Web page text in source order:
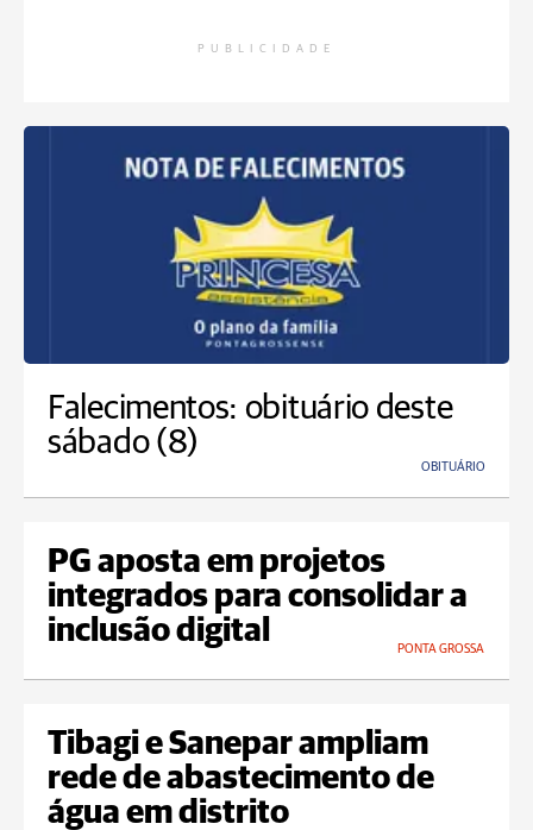
PUBLICIDADE
Falecimentos: obituário deste
sábado (8)
OBITUÁRIO
PG aposta em projetos
integrados para consolidar a
inclusão digital
PONTA GROSSA
Tibagi e Sanepar ampliam
rede de abastecimento de
água em distrito